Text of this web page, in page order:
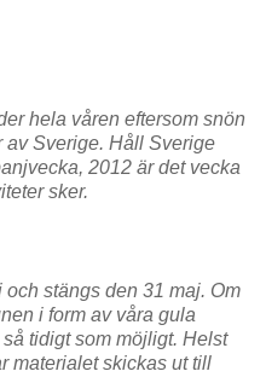
hela våren eftersom snön
av Sverige. Håll Sverige
2012 är det vecka
sker.
stängs den 31 maj. Om
i form av våra gula
tidigt som möjligt. Helst
materialet skickas ut till